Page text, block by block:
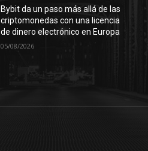
Bybit da un paso más allá de las
criptomonedas con una licencia
de dinero electrónico en Europa
05/08/2026